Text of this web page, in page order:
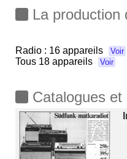
La production
Radio : 16 appareils Voir
Tous 18 appareils Voir
Catalogues et